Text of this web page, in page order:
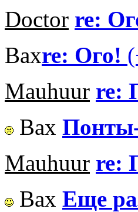
Doctor re:
Вахre: Ого!
Mauhuur re:
Вах
Mauhuur re:
Вах Еще